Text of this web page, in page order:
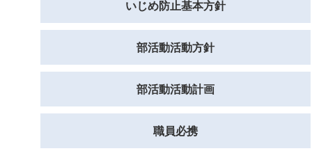
いじめ防止基本方針
部活動活動方針
部活動活動計画
職員必携